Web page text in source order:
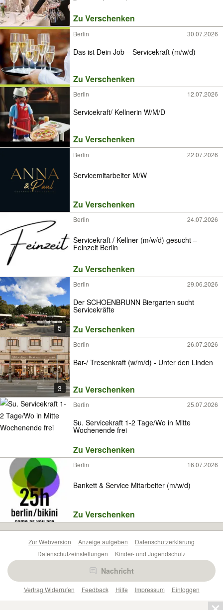
Zu Verschenken
Berlin 30.07.2026
Das ist Dein Job – Servicekraft (m/w/d)
Zu Verschenken
Berlin 12.07.2026
Servicekraft/ Kellnerin W/M/D
Zu Verschenken
Berlin 22.07.2026
Servicemitarbeiter M/W
Zu Verschenken
Berlin 24.07.2026
Servicekraft / Kellner (m/w/d) gesucht –
Feinzeit Berlin
Zu Verschenken
5
Berlin 29.06.2026
Der SCHOENBRUNN Biergarten sucht
Servicekräfte
Zu Verschenken
3
Berlin 26.07.2026
Bar-/ Tresenkraft (w/m/d) - Unter den Linden
Zu Verschenken
Berlin 25.07.2026
Su. Servicekraft 1-2 Tage/Wo in Mitte
Wochenende frei
Zu Verschenken
Berlin 16.07.2026
Bankett & Service Mitarbeiter (m/w/d)
Zu Verschenken
Nachricht
Zur Webversion Anzeige aufgeben
Datenschutzerklärung
Datenschutzeinstellungen
Kinder- und Jugendschutz
Barrierefreiheitserklärung
Vertrag Widerrufen
Feedback Hilfe Impressum Einloggen